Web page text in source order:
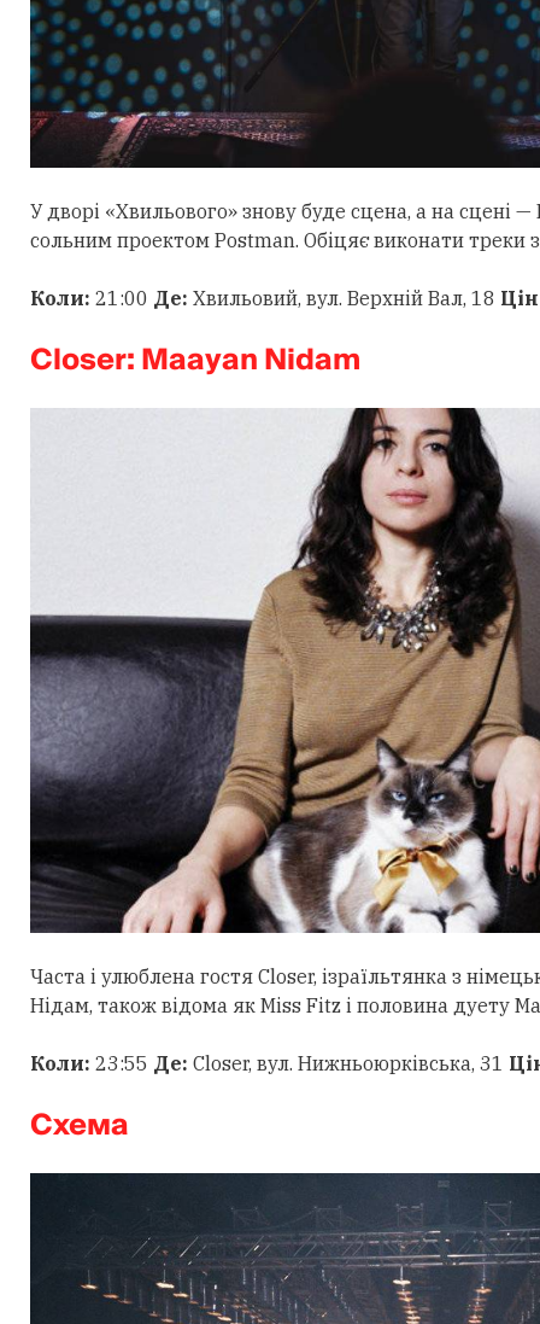
У дворі «Хвильового» знову буде сцена, а на сцені —
сольним проектом Postman. Обіцяє виконати треки
Коли: 21:00 Де: Хвильовий, вул. Верхній Вал, 18
Closer: Maayan Nidam
Часта і улюблена гостя Closer, ізраїльтянка з
Нідам, також відома як Miss Fitz і половина дуету
Коли: 23:55 Де: Closer, вул. Нижньоюрківська, 31
Схема